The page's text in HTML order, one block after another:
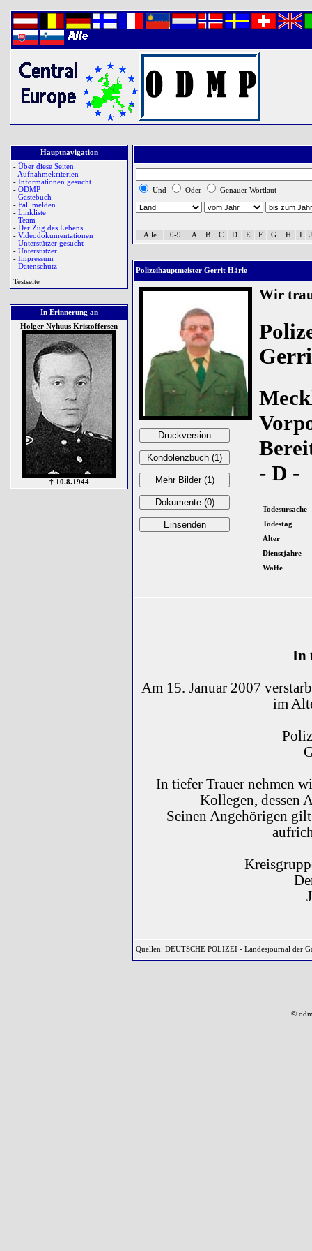
Hauptnavigation
- Über diese Seiten
- Aufnahmekriterien
- Informationen gesucht...
- ODMP
- Gästebuch
- Fall melden
- Linkliste
- Team
- Der Zug des Lebens
- Videodokumentationen
- Unterstützer gesucht
- Unterstützer
- Impressum
- Datenschutz
Testseite
In Erinnerung an
Holger Nyhuus Kristoffersen
† 10.8.1944
Und Oder Genauer Wortlaut
Alle 0-9 A B C D E F G H I J
Polizeihauptmeister Gerrit Härle
Wir
- D -
Todesursache
Todestag
Alter
Dienstjahre
Waffe
In
Am 15. Januar 2007
im
In tiefer Trauer nehmen
Kollegen, dessen
Seinen Angehörigen
Quellen: DEUTSCHE POLIZEI - Landesjournal der
©